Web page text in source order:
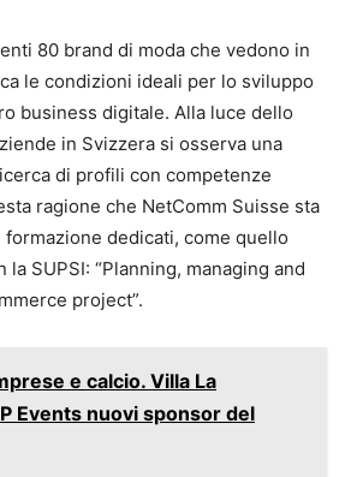
80 brand di moda che vedono in
le condizioni ideali per lo sviluppo
business digitale. Alla luce dello
in Svizzera si osserva una
di profili con competenze
ragione che NetComm Suisse sta
dedicati, come quello
SUPSI: “Planning, managing and
project”.
e calcio. Villa La
Events nuovi sponsor del